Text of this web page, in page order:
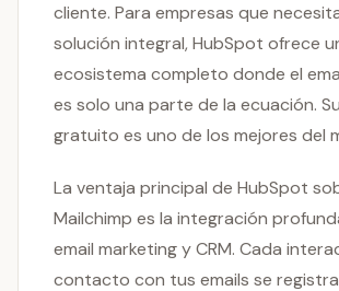
cliente. Para empresas que
solución integral, HubSpot ofrece
ecosistema completo donde el
es solo una parte de la ecuación.
gratuito es uno de los mejores del
La ventaja principal de HubSpot
Mailchimp es la integración
email marketing y CRM. Cada
contacto con tus emails se registra